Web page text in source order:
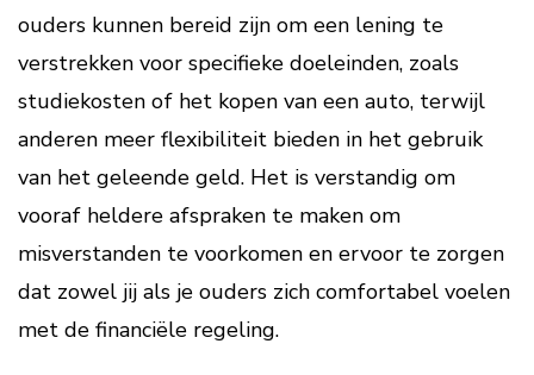
ouders kunnen bereid zijn om een lening te
verstrekken voor specifieke doeleinden, zoals
studiekosten of het kopen van een auto, terwijl
anderen meer flexibiliteit bieden in het gebruik
van het geleende geld. Het is verstandig om
vooraf heldere afspraken te maken om
misverstanden te voorkomen en ervoor te zorgen
dat zowel jij als je ouders zich comfortabel voelen
met de financiële regeling.